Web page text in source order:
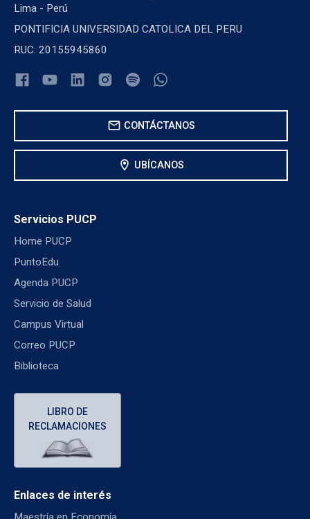
Lima - Perú
PONTIFICIA UNIVERSIDAD CATOLICA DEL PERU
RUC: 20155945860
mail CONTÁCTANOS
location_on UBÍCANOS
Servicios PUCP
Home PUCP
PuntoEdu
Agenda PUCP
Servicio de Salud
Campus Virtual
Correo PUCP
Biblioteca
LIBRO DE
RECLAMACIONES
Enlaces de interés